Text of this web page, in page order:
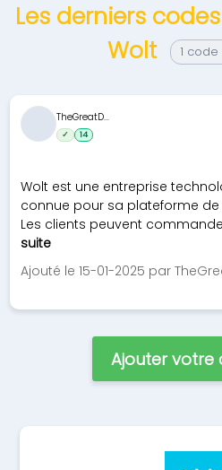
Les derniers
Wolt
1
Wolt est une entreprise
connue pour sa plateforme de
Les clients peuvent
suite
Ajouté le 15-01-2025 par
TheGreatD...
✓ 14
Ajouter votre